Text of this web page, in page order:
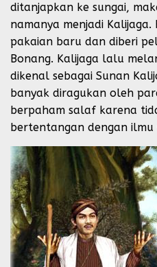
ditanjapkan ke sungai,
namanya menjadi
pakaian baru dan diberi
Bonang. Kalijaga lalu
dikenal sebagai Sunan
banyak diragukan oleh
berpaham salaf karena
bertentangan dengan ilmu